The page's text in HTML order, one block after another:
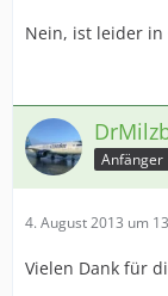
Nein, ist leider in
Anfänger
4. August 2013 um
Vielen Dank für